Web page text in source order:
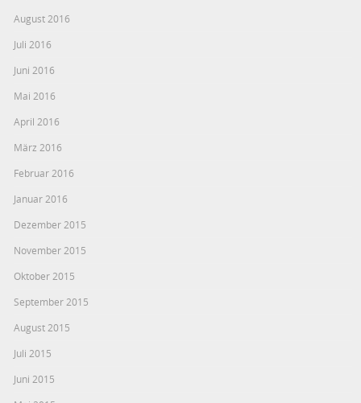
August 2016
Juli 2016
Juni 2016
Mai 2016
April 2016
März 2016
Februar 2016
Januar 2016
Dezember 2015
November 2015
Oktober 2015
September 2015
August 2015
Juli 2015
Juni 2015